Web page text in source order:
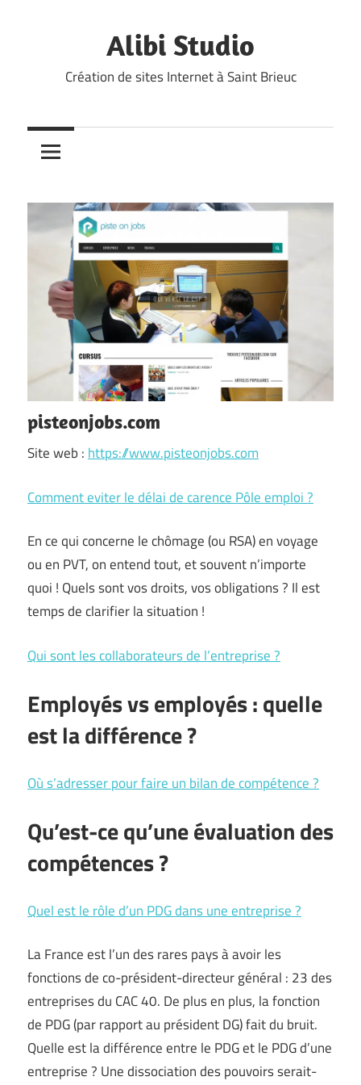
Alibi Studio
Création de sites Internet à Saint Brieuc
pisteonjobs.com
Site web : https://www.pisteonjobs.com
Comment eviter le délai de carence Pôle emploi ?
En ce qui concerne le chômage (ou RSA) en voyage
ou en PVT, on entend tout, et souvent n’importe
quoi ! Quels sont vos droits, vos obligations ? Il est
temps de clarifier la situation !
Qui sont les collaborateurs de l’entreprise ?
Employés vs employés : quelle
est la différence ?
Où s’adresser pour faire un bilan de compétence ?
Qu’est-ce qu’une évaluation des
compétences ?
Quel est le rôle d’un PDG dans une entreprise ?
La France est l’un des rares pays à avoir les
fonctions de co-président-directeur général : 23 des
entreprises du CAC 40. De plus en plus, la fonction
de PDG (par rapport au président DG) fait du bruit.
Quelle est la différence entre le PDG et le PDG d’une
entreprise ? Une dissociation des pouvoirs serait-